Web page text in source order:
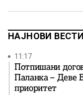
чинители повторно
НАЈНОВИ ВЕСТИ
11:17
Потпишани
Паланка – Деве
приоритет